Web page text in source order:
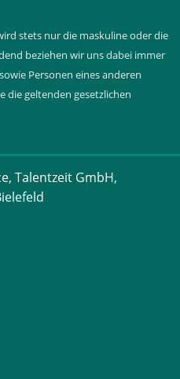
stets nur die maskuline oder die
beziehen wir uns dabei immer
Personen eines anderen
die geltenden gesetzlichen
Talentzeit GmbH,